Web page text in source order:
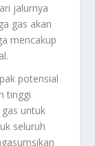
jalurnya
gas akan
mencakup
potensial
tinggi
untuk
seluruh